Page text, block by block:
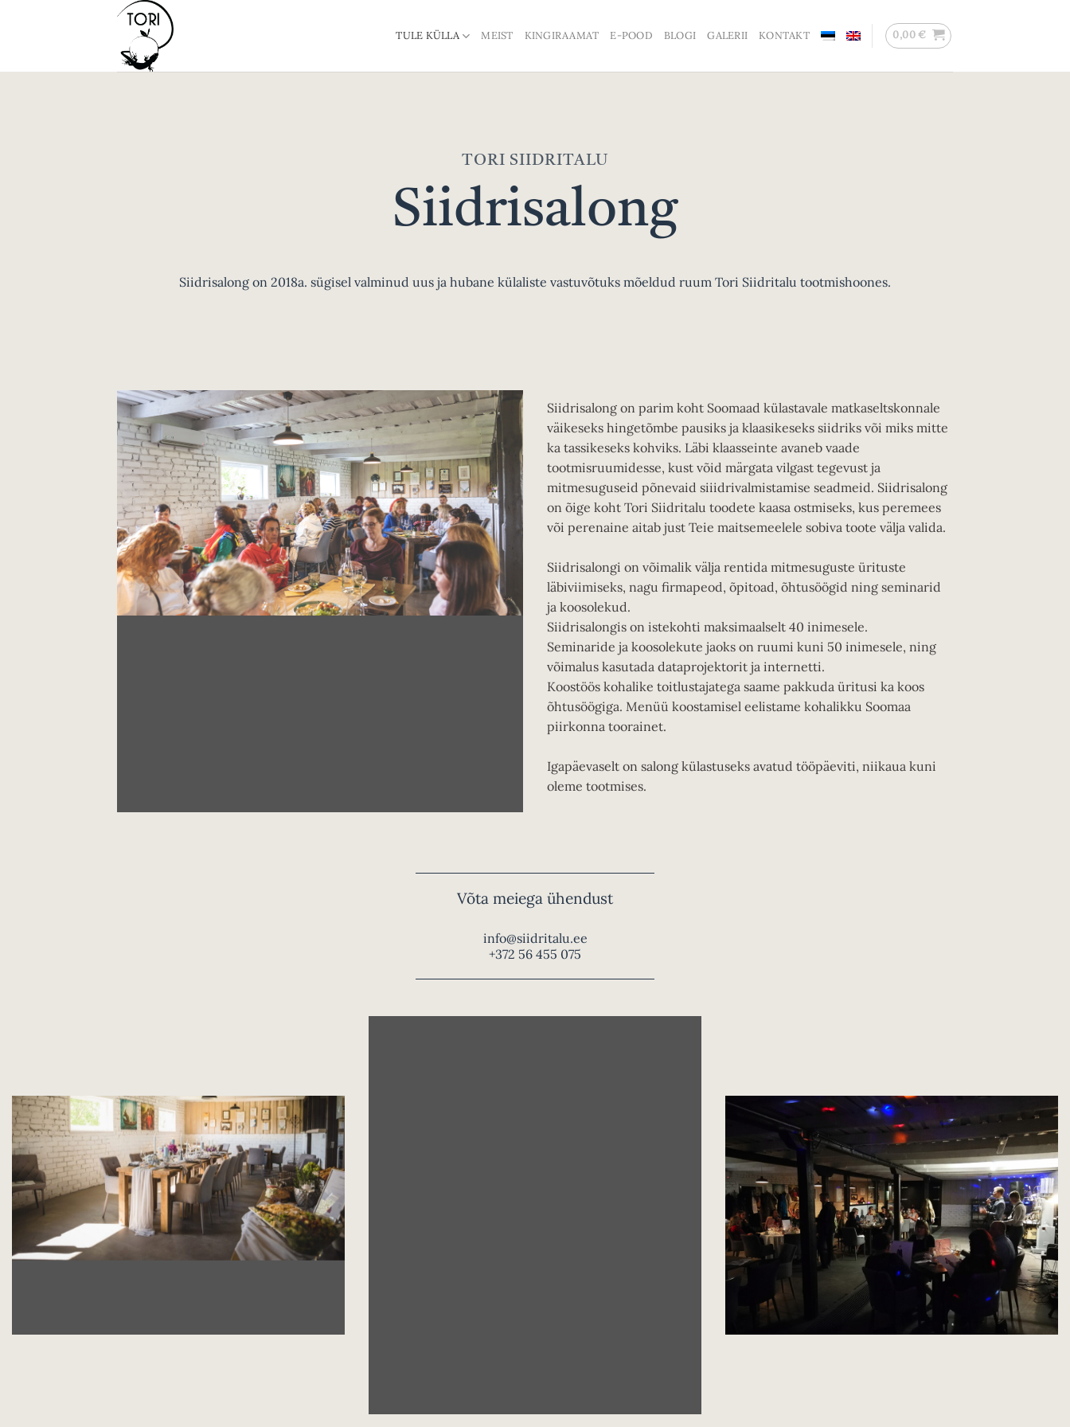
TULE KÜLLA MEIST KINGIRAAMAT E-POOD BLOGI GALERII KONTAKT 0,00€
TORI SIIDRITALU
Siidrisalong
Siidrisalong on 2018a. sügisel valminud uus ja hubane külaliste vastuvõtuks mõeldud ruum Tori Siidritalu tootmishoones.
Siidrisalong on parim koht Soomaad külastavale matkaseltskonnale
väikeseks hingetõmbe pausiks ja klaasikeseks siidriks või miks mitte
ka tassikeseks kohviks. Läbi klaasseinte avaneb vaade
tootmisruumidesse, kust võid märgata vilgast tegevust ja
mitmesuguseid põnevaid siiidrivalmistamise seadmeid. Siidrisalong
on õige koht Tori Siidritalu toodete kaasa ostmiseks, kus peremees
või perenaine aitab just Teie maitsemeelele sobiva toote välja valida.
Siidrisalongi on võimalik välja rentida mitmesuguste ürituste
läbiviimiseks, nagu firmapeod, õpitoad, õhtusöögid ning seminarid
ja koosolekud.
Siidrisalongis on istekohti maksimaalselt 40 inimesele.
Seminaride ja koosolekute jaoks on ruumi kuni 50 inimesele, ning
võimalus kasutada dataprojektorit ja internetti.
Koostöös kohalike toitlustajatega saame pakkuda üritusi ka koos
õhtusöögiga. Menüü koostamisel eelistame kohalikku Soomaa
piirkonna toorainet.
Igapäevaselt on salong külastuseks avatud tööpäeviti, niikaua kuni
oleme tootmises.
Võta meiega ühendust
info@siidritalu.ee
+372 56 455 075